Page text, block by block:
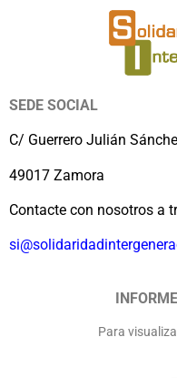
permiso de
hasta que el
Reducción de
media hora. Si
disfrutar del
trabajo, la
que el bebé
Permiso de
ausencia para
progenitores,
convenio, o en
SEDE SOCIAL
C/ Guerrero Julián
49017 Zamora
Contacte con nosotros a
Para